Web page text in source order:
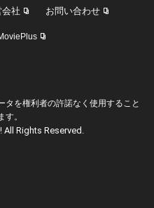
社 お問い合わせ
タを権利者の許諾なく使用すること
す。
Rights Reserved.